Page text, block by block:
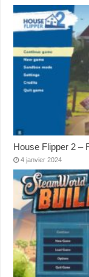
House Flipper 2 –
4 janvier 2024